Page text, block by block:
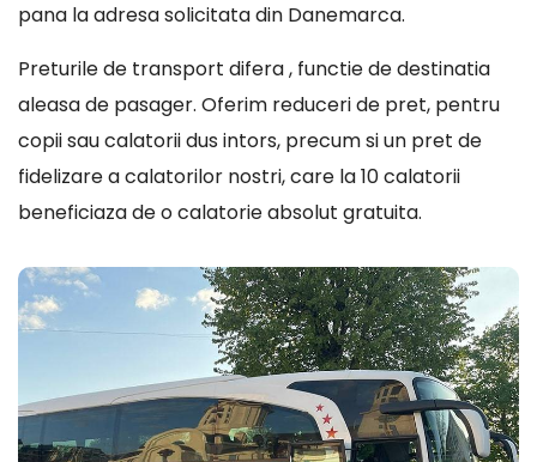
pana la adresa solicitata din Danemarca.
Preturile de transport difera , functie de destinatia
aleasa de pasager. Oferim reduceri de pret, pentru
copii sau calatorii dus intors, precum si un pret de
fidelizare a calatorilor nostri, care la 10 calatorii
beneficiaza de o calatorie absolut gratuita.